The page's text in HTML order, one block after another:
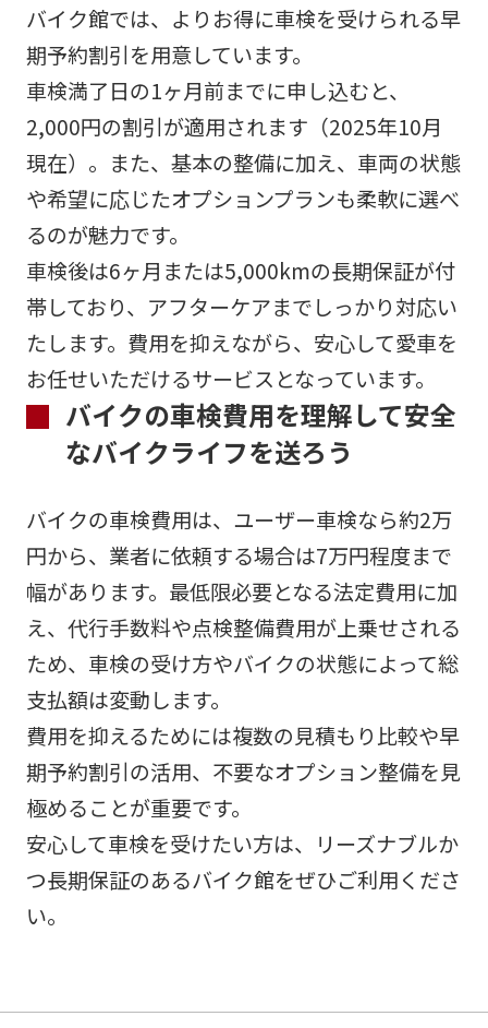
バイク館では、よりお得に車検を受けられる早
期予約割引を用意しています。
車検満了日の1ヶ月前までに申し込むと、
2,000円の割引が適用されます（2025年10月
現在）。また、基本の整備に加え、車両の状態
や希望に応じたオプションプランも柔軟に選べ
るのが魅力です。
車検後は6ヶ月または5,000kmの長期保証が付
帯しており、アフターケアまでしっかり対応い
たします。費用を抑えながら、安心して愛車を
お任せいただけるサービスとなっています。
バイクの車検費用を理解して安全
なバイクライフを送ろう
バイクの車検費用は、ユーザー車検なら約2万
円から、業者に依頼する場合は7万円程度まで
幅があります。最低限必要となる法定費用に加
え、代行手数料や点検整備費用が上乗せされる
ため、車検の受け方やバイクの状態によって総
支払額は変動します。
費用を抑えるためには複数の見積もり比較や早
期予約割引の活用、不要なオプション整備を見
極めることが重要です。
安心して車検を受けたい方は、リーズナブルか
つ長期保証のあるバイク館をぜひご利用くださ
い。